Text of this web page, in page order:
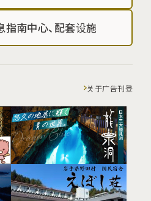
南中心、配套设施
关于广告刊登